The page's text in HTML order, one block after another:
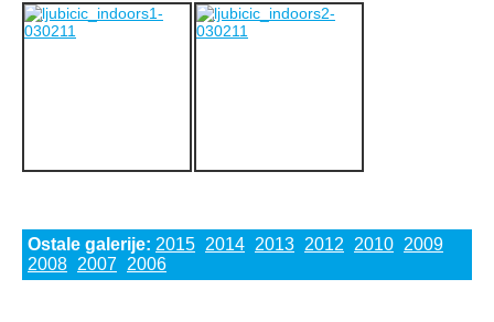
Ostale galerije: 2015 2014 2013 2012 2010 2009
2008 2007 2006